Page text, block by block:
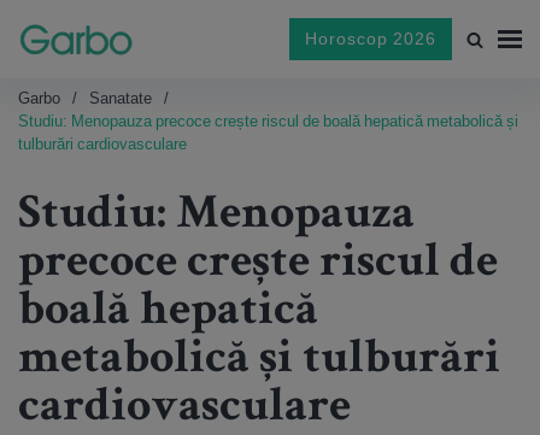
Horoscop 2026
Garbo
Sanatate
Studiu: Menopauza precoce crește riscul de boală hepatică metabolică și
tulburări cardiovasculare
Studiu: Menopauza
precoce crește riscul de
boală hepatică
metabolică și tulburări
cardiovasculare